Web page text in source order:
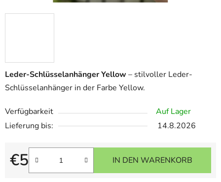
Leder-Schlüsselanhänger Yellow – stilvoller Leder-
Schlüsselanhänger in der Farbe Yellow.
Verfügbarkeit
Auf Lager
Lieferung bis:
14.8.2026
€5
Verkaufspreis:
IN DEN WARENKORB